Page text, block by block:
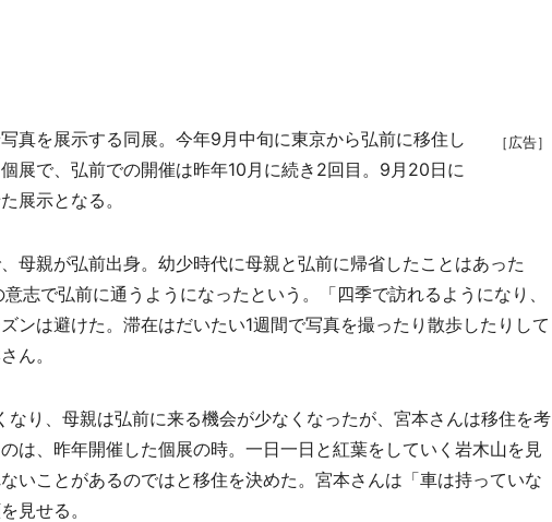
［広告］
真を展示する同展。今年9月中旬に東京から弘前に移住し
展で、弘前での開催は昨年10月に続き2回目。9月20日に
展示となる。
母親が弘前出身。幼少時代に母親と弘前に帰省したことはあった
志で弘前に通うようになったという。「四季で訪れるようになり、
ンは避けた。滞在はだいたい1週間で写真を撮ったり散歩したりして
ん。
り、母親は弘前に来る機会が少なくなったが、宮本さんは移住を考
は、昨年開催した個展の時。一日一日と紅葉をしていく岩木山を見
いことがあるのではと移住を決めた。宮本さんは「車は持っていな
見せる。